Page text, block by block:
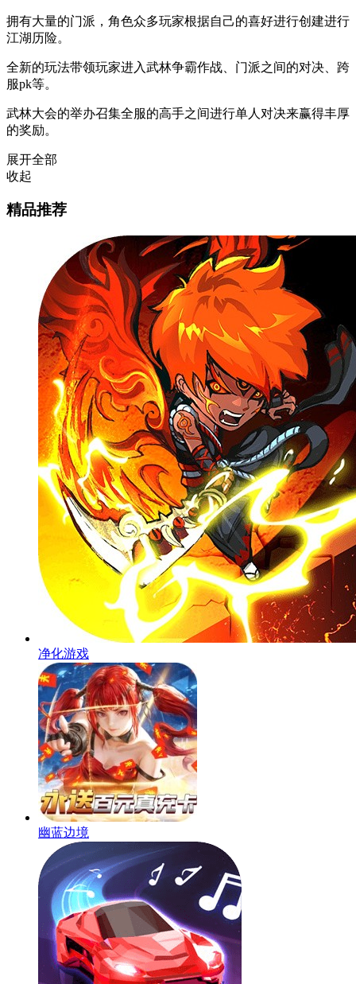
拥有大量的门派，角色众多玩家根据自己的喜好进行创建进行
江湖历险。
全新的玩法带领玩家进入武林争霸作战、门派之间的对决、跨
服pk等。
武林大会的举办召集全服的高手之间进行单人对决来赢得丰厚
的奖励。
展开全部
收起
精品推荐
净化游戏
幽蓝边境